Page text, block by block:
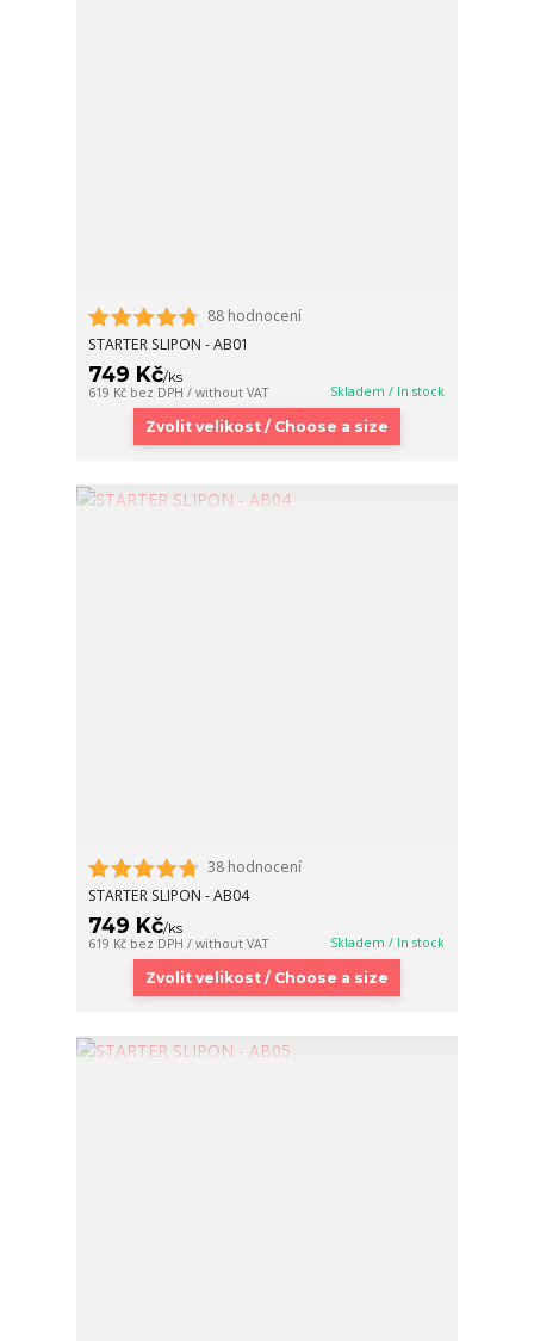
88 hodnocení
STARTER SLIPON - AB01
749 Kč/ks
619 Kč bez DPH / without VAT Skladem / In stock
Zvolit velikost / Choose a size
38 hodnocení
STARTER SLIPON - AB04
749 Kč/ks
619 Kč bez DPH / without VAT Skladem / In stock
Zvolit velikost / Choose a size